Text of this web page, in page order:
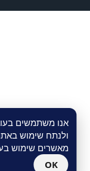
אנו משתמשים
ולנתח שימוש
מאשרים שימוש
OK